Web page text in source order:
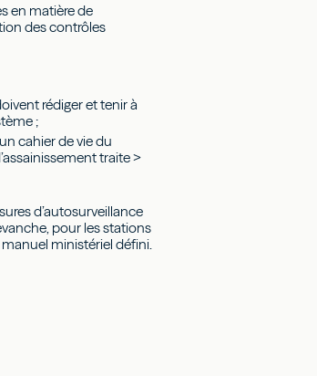
en matière de
des contrôles
rédiger et tenir à
;
cahier de vie du
traite >
d’autosurveillance
pour les stations
ministériel défini.